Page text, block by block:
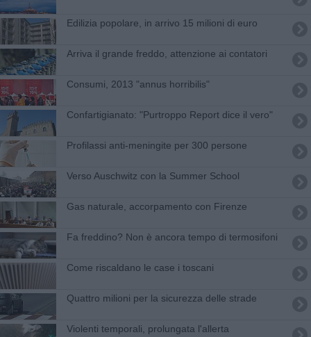
Edilizia popolare, in arrivo 15 milioni di euro
Arriva il grande freddo, attenzione ai contatori
Consumi, 2013 "annus horribilis"
Confartigianato: "Purtroppo Report dice il vero"
Profilassi anti-meningite per 300 persone
Verso Auschwitz con la Summer School
Gas naturale, accorpamento con Firenze
Fa freddino? Non è ancora tempo di termosifoni
Come riscaldano le case i toscani
Quattro milioni per la sicurezza delle strade
Violenti temporali, prolungata l'allerta